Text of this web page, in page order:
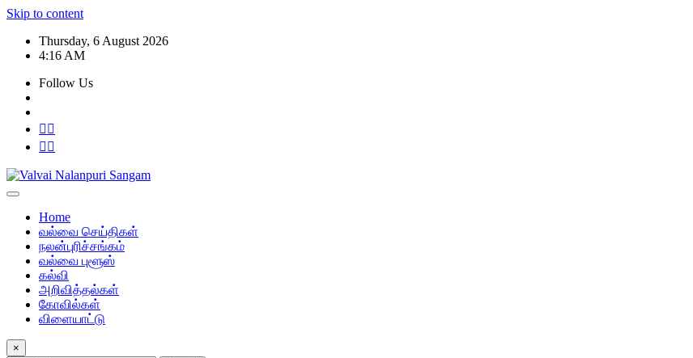
Skip to content
Thursday, 6 August 2026
4:16 AM
Follow Us
Home
வல்வை செய்திகள்
நலன்புரிச்சங்கம்
வல்வை புளூஸ்
கல்வி
அறிவித்தல்கள்
கோவில்கள்
விளையாட்டு
×